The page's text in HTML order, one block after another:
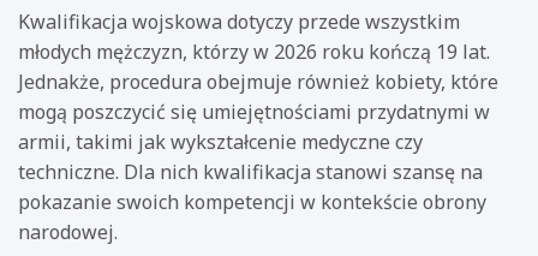
Kwalifikacja wojskowa dotyczy przede wszystkim
młodych mężczyzn, którzy w 2026 roku kończą 19 lat.
Jednakże, procedura obejmuje również kobiety, które
mogą poszczycić się umiejętnościami przydatnymi w
armii, takimi jak wykształcenie medyczne czy
techniczne. Dla nich kwalifikacja stanowi szansę na
pokazanie swoich kompetencji w kontekście obrony
narodowej.